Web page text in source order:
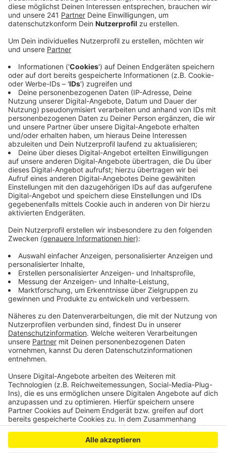
Anzeige
ausgelöst. Bisher sind 23 000 Euro inner- und
außerhalb des Klinikums Oberberg für die Aktion
Veröffentlicht:Freitag, 11.03.2022 17:22
Anzeige
Schmerzmittel, Antibiotika, Anästhetika und sonstige
medizinische Mittel wurden und werden besorgt und in
die Krisenregion gebracht.
Die Hilfsaktion ist durch die Freundschaft zweier
Ärzte entstanden. Der Chefarzt der Gefäßchirurgie in
Charkiw hat seinen Studienfreund, Igor Prudkov, der
am Kreiskrankenhaus Gummersbach arbeitet, um
Medikamente gebeten. Der Arzt in Charkiw operiert
unter widrigsten Bedingungen. Seit dem Ausbruch des
Krieges hat er das Krankenhaus nicht verlassen.
Nicht nur die Belegschaft des Klinikums Oberberg
unterstützt das Projekt, auch der Förderverein des
Gummersbacher Rotary Clubs und der Lions Club
Oberberg.
Anzeige